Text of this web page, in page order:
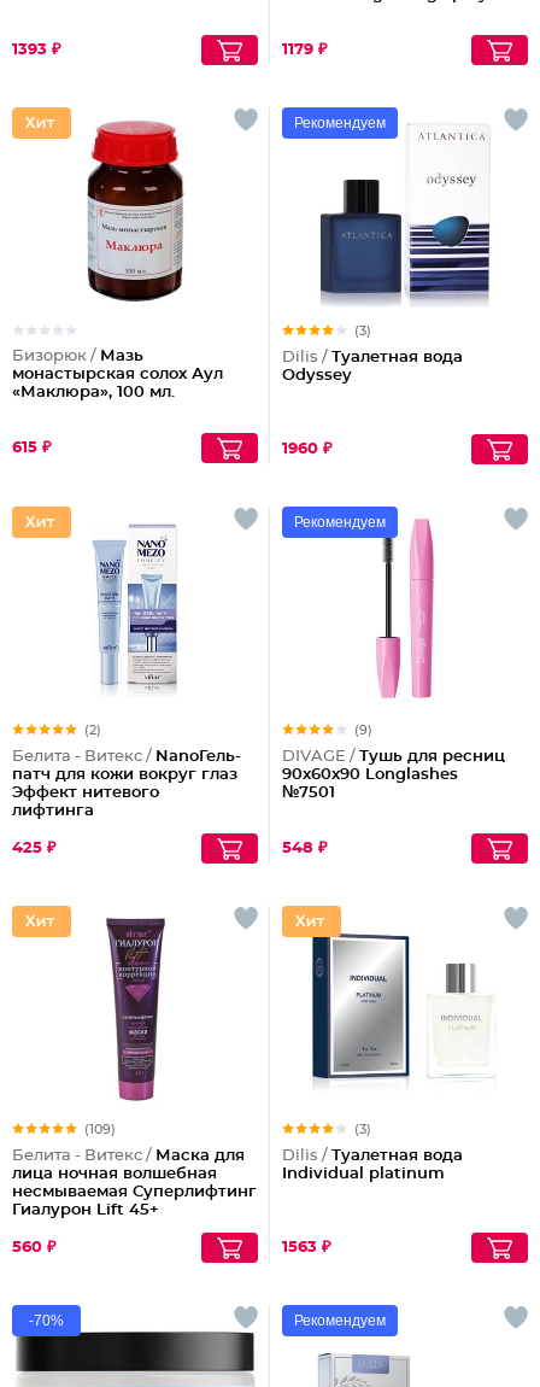
1393 ₽ 1179 ₽
Бизорюк / Мазь
монастырская солох Аул
«Маклюра», 100 мл.
615 ₽
Рекомендуем
(3)
Dilis / Туалетная вода
Odyssey
1960 ₽
(2)
Белита - Витекс / NanoГель-
патч для кожи вокруг глаз
Эффект нитевого
лифтинга
425 ₽
Рекомендуем
(9)
DIVAGE / Тушь для ресниц
90x60x90 Longlashes
№7501
548 ₽
(109)
Белита - Витекс / Маска для
лица ночная волшебная
несмываемая Суперлифтинг
Гиалурон Lift 45+
560 ₽
(3)
Dilis / Туалетная вода
Individual platinum
1563 ₽
-70% Рекомендуем